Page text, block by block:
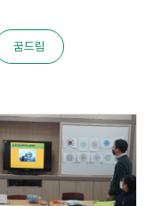
꿈드림